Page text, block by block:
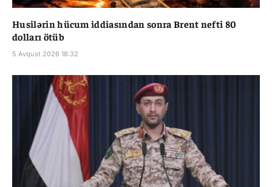
Husilərin hücum iddiasından sonra Brent nefti 80
dolları ötüb
5 Avqust 2026 18:32